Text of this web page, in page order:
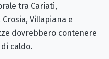
tra Cariati,
Villapiana e
dovrebbero contenere
caldo.